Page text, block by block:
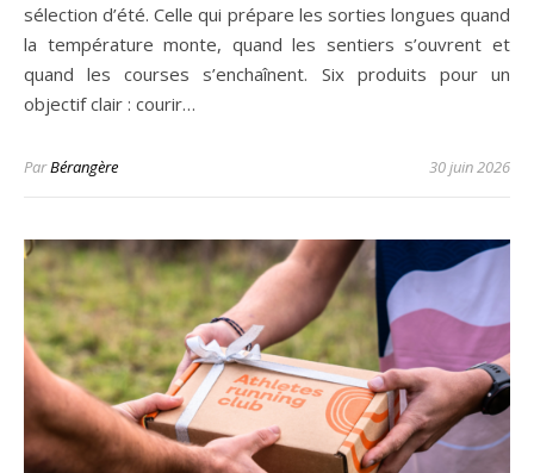
sélection d’été. Celle qui prépare les sorties longues quand
la température monte, quand les sentiers s’ouvrent et
quand les courses s’enchaînent. Six produits pour un
objectif clair : courir…
ParBérangère 30 juin 2026